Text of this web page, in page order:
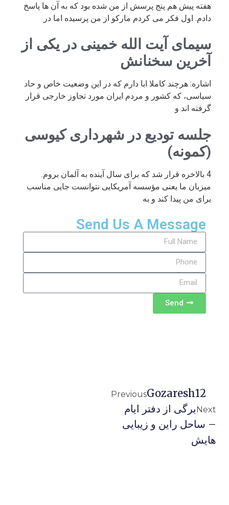
هفته پیش هم پنج پرسش از من شده بود که به آن ها پاسخ
دادم. اول فکر می کردم مارکو از من پرسیده اما در
سیمای آیت الله خمینی در یکی از
آخرین سخنانش
اشاره: هرچند کاملا ابا دارم که در این وضعیت خاص و حاد
سیاسی، که کشور و مردم ایران مورد تجاوز خارجی قرار
گرفته اند و
جلسه تودیع در شهرداری کیوسی
(کمونه)
4 بالاخره قرار شد که برای سال آینده به آلمان بروم.
میزبان ما یعنی مؤسسه آمریکایی نتوانست جایی مناسب
برای من پیدا کند و به
Send Us A Message
Send
PreviousGozaresh12
Nextبرگی از دفتر ایام
– ساحل راین و زیبایی
هایش